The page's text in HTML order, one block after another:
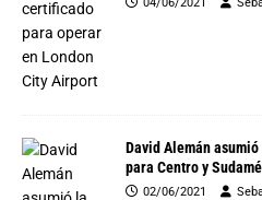
David Alemán
para Centro y
02/06/2021